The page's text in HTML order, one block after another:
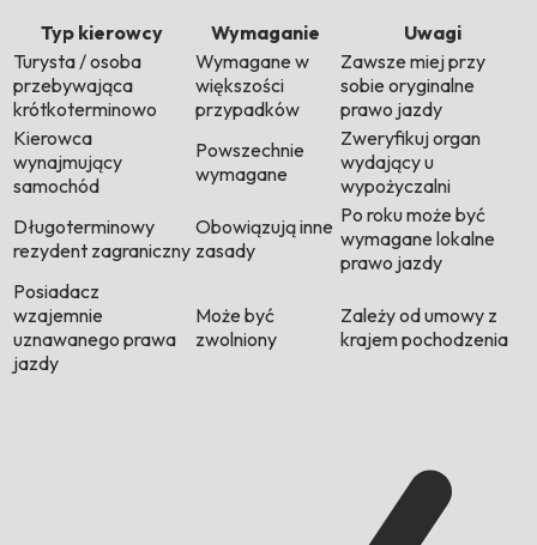
Typ kierowcy
Wymaganie
Uwagi
Turysta / osoba
przebywająca
krótkoterminowo
Wymagane w
większości
przypadków
Zawsze miej przy
sobie oryginalne
prawo jazdy
Kierowca
wynajmujący
samochód
Powszechnie
wymagane
Zweryfikuj organ
wydający u
wypożyczalni
Długoterminowy
rezydent zagraniczny
Obowiązują inne
zasady
Po roku może być
wymagane lokalne
prawo jazdy
Posiadacz
wzajemnie
uznawanego prawa
jazdy
Może być
zwolniony
Zależy od umowy z
krajem pochodzenia